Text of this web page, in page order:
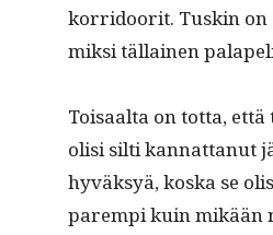
kor­ri­doorit. Tuskin on
mik­si täl­lainen
Toisaal­ta on tot­ta, että
olisi silti kan­nat­tanut
hyväksyä, kos­ka se
parem­pi kuin mikään